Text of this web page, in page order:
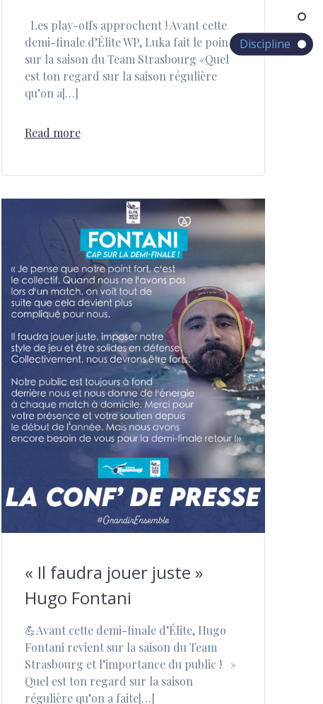
Les play-offs approchent ! Avant cette
demi-finale d’Élite WP, Luka fait le point
sur la saison du Team Strasbourg «Quel
est ton regard sur la saison régulière
qu’on a[…]
Read more
« Il faudra jouer juste »
Hugo Fontani
⁠💪Avant cette demi-finale d’Élite, Hugo
Fontani revient sur la saison du Team
Strasbourg et l’importance du public ! »
Quel est ton regard sur la saison
régulière qu’on a faite[…]
Discipline